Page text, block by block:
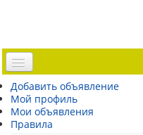
Доска объявлений
Погода Эстонии
Открытки
Добавить объявление
Мой профиль
Мои объявления
Правила